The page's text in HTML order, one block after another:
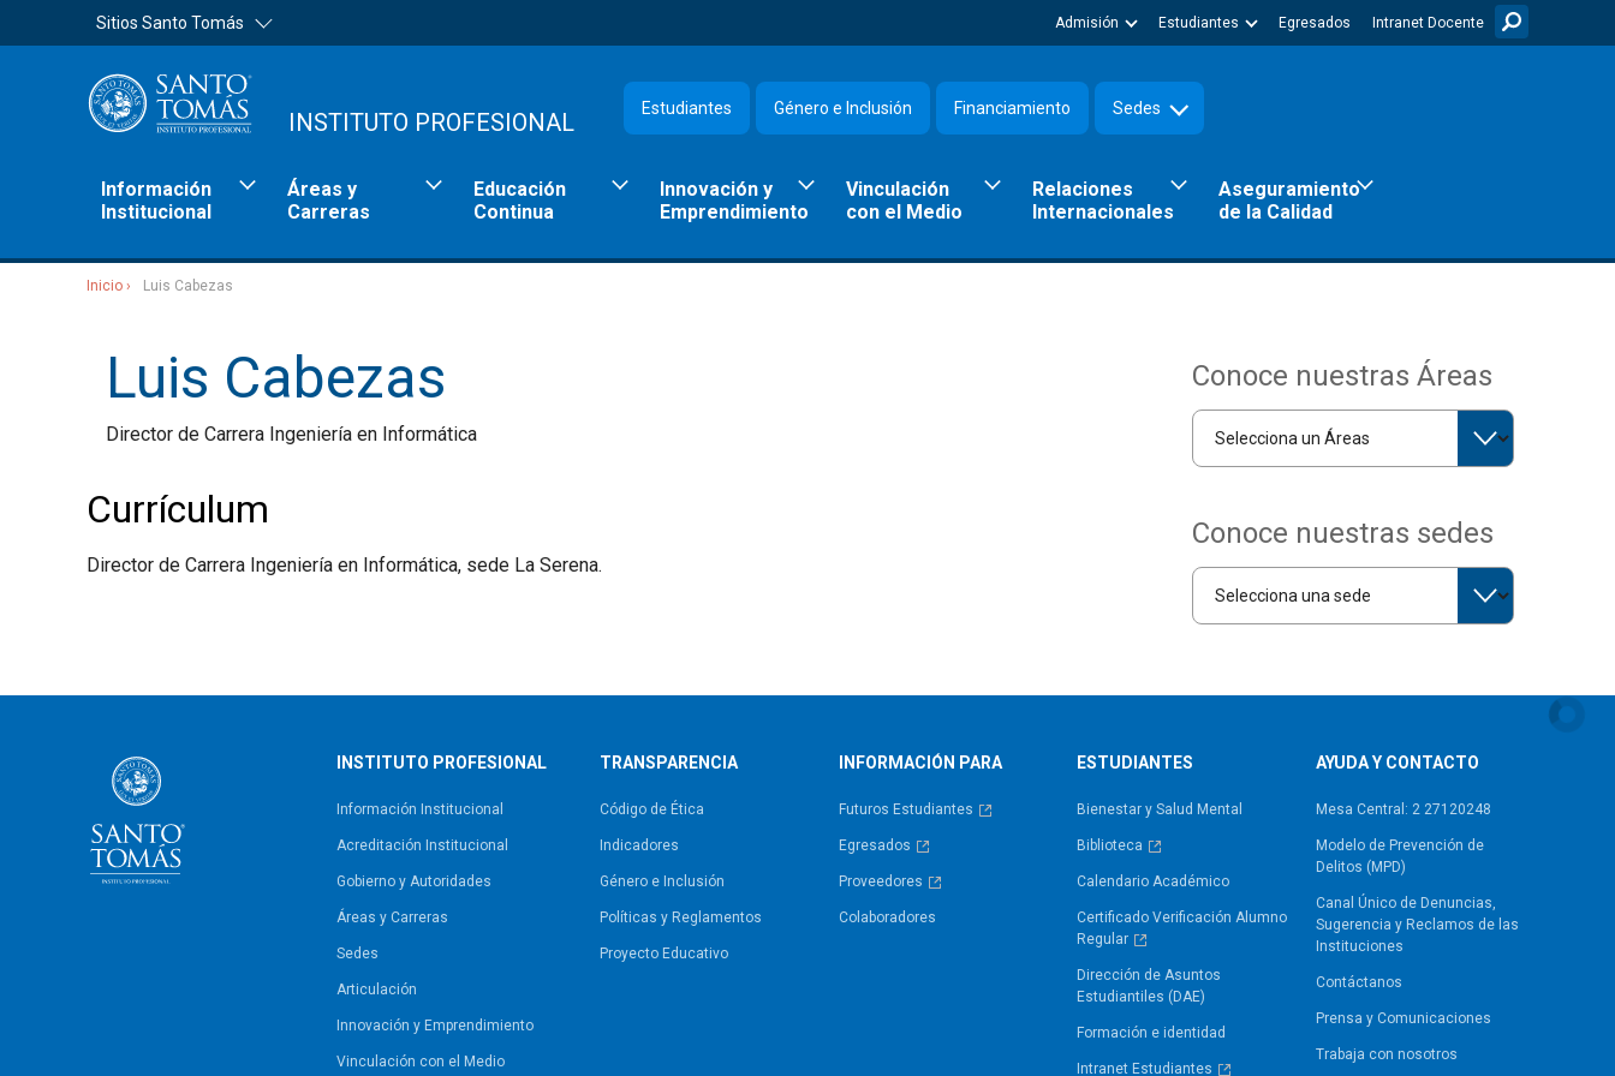
Sitios Santo Tomás Intranet Docente
Egresados
Estudiantes
Admisión
Estudiantes Género e Inclusión Financiamiento Sedes
INSTITUTO PROFESIONAL
Información
Institucional
Áreas y
Carreras
Educación
Continua
Innovación y
Emprendimiento
Vinculación
con el Medio
Relaciones
Internacionales
Aseguramiento
de la Calidad
Inicio Luis Cabezas
Luis Cabezas
Director de Carrera Ingeniería en Informática
Currículum
Director de Carrera Ingeniería en Informática, sede La Serena.
Conoce nuestras Áreas
Conoce nuestras sedes
INSTITUTO PROFESIONAL
Información Institucional
Acreditación Institucional
Gobierno y Autoridades​
Áreas y Carreras
Sedes
Articulación
Innovación y Emprendimiento
Vinculación con el Medio
TRANSPARENCIA
Código de Ética
Indicadores
Género e Inclusión
Políticas y Reglamentos​
Proyecto Educativo
INFORMACIÓN PARA
Futuros Estudiantes
Egresados
Proveedores
Colaboradores
ESTUDIANTES
Bienestar y Salud Mental
Biblioteca
Calendario Académico
Certificado Verificación Alumno
Regular
Dirección de Asuntos
Estudiantiles (DAE)
Formación e identidad
Intranet Estudiantes
AYUDA Y CONTACTO
Mesa Central: 2 27120248
Modelo de Prevención de
Delitos (MPD)
Canal Único de Denuncias,
Sugerencia y Reclamos de las
Instituciones
Contáctanos
Prensa y Comunicaciones
Trabaja con nosotros